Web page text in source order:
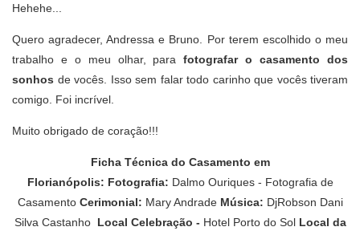
Hehehe...
Quero agradecer, Andressa e Bruno. Por terem escolhido o meu
trabalho e o meu olhar, parafotografar o casamento dos
sonhos de vocês. Isso sem falar todo carinho que vocês tiveram
comigo. Foi incrível.
Muito obrigado de coração!!!
Ficha Técnica do Casamento em
Florianópolis: Fotografia: Dalmo Ouriques - Fotografia de
Casamento Cerimonial: Mary Andrade Música: DjRobson Dani
Silva Castanho Local Celebração - Hotel Porto do Sol Local da